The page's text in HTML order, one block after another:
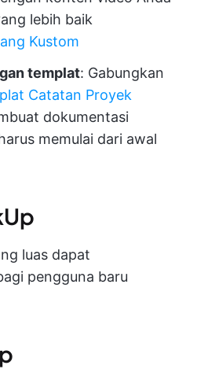
lebih baik
Kustom
templat: Gabungkan
Catatan Proyek
dokumentasi
memulai dari awal
luas dapat
pengguna baru